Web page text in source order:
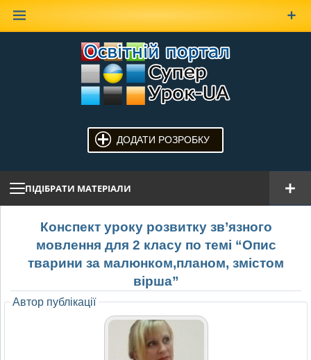
ДОДАТИ РОЗРОБКУ
ПІДІБРАТИ МАТЕРІАЛИ
Конспект уроку розвитку зв’язного
мовлення для 2 класу по темі “Опис
тварини за малюнком,планом, змістом
вірша”
Автор публікації